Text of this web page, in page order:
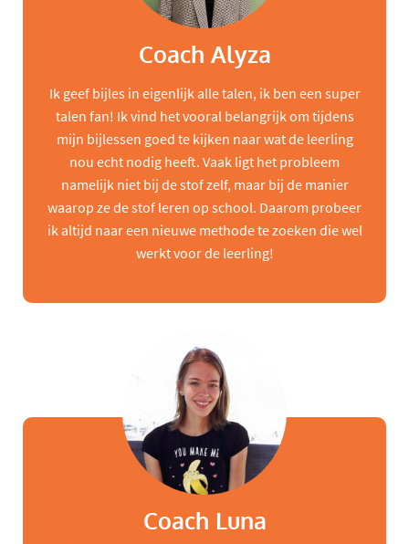
Coach Alyza
Ik geef bijles in eigenlijk alle talen, ik ben een super
talen fan! Ik vind het vooral belangrijk om tijdens
mijn bijlessen goed te kijken naar wat de leerling
nou echt nodig heeft. Vaak ligt het probleem
namelijk niet bij de stof zelf, maar bij de manier
waarop ze de stof leren op school. Daarom probeer
ik altijd naar een nieuwe methode te zoeken die wel
werkt voor de leerling!
Coach Luna